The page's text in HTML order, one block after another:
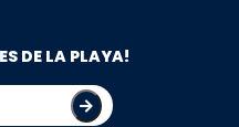
DE LA PLAYA!